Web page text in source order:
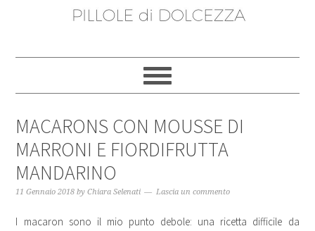
MACARONS CON MOUSSE DI
MARRONI E FIORDIFRUTTA
MANDARINO
11 Gennaio 2018 byChiara Selenati Lascia un commento
I macaron sono il mio punto debole: una ricetta difficile da